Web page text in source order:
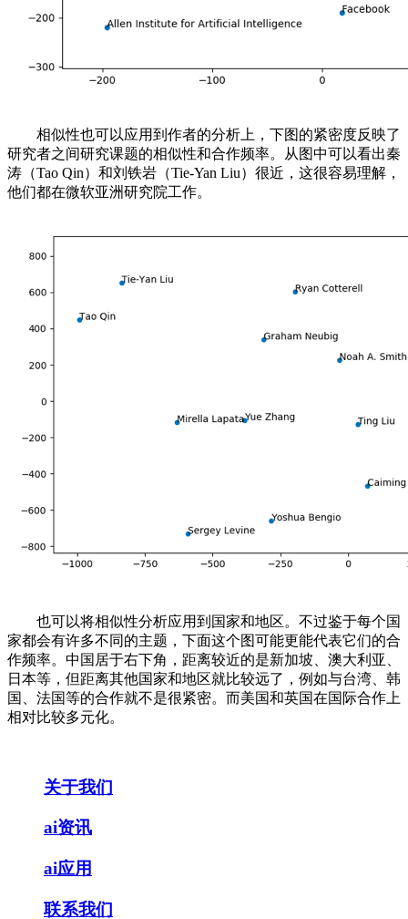
相似性也可以应用到作者的分析上，下图的紧密度反映了
研究者之间研究课题的相似性和合作频率。从图中可以看出秦
涛（Tao Qin）和刘铁岩（Tie-Yan Liu）很近，这很容易理解，
他们都在微软亚洲研究院工作。
也可以将相似性分析应用到国家和地区。不过鉴于每个国
家都会有许多不同的主题，下面这个图可能更能代表它们的合
作频率。中国居于右下角，距离较近的是新加坡、澳大利亚、
日本等，但距离其他国家和地区就比较远了，例如与台湾、韩
国、法国等的合作就不是很紧密。而美国和英国在国际合作上
相对比较多元化。
关于我们
ai资讯
ai应用
联系我们